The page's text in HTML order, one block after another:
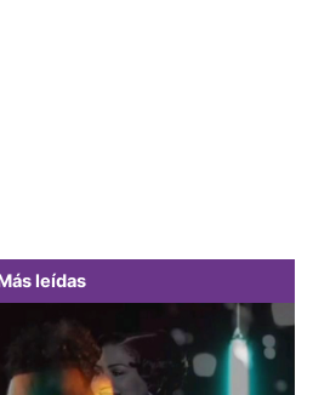
leídas